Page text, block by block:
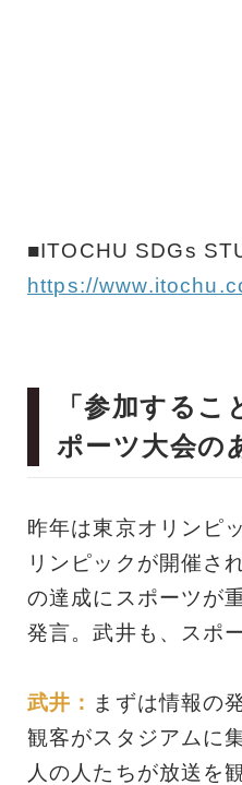
■ITOCHU SDGs
https://
「参加する
ポーツ大会の
昨年は東京オリンピ
リンピックが開催さ
の達成にスポーツが
発言。武井も、スポ
武井： まずは情報の
観客がスタジアムに
人の人たちが放送を